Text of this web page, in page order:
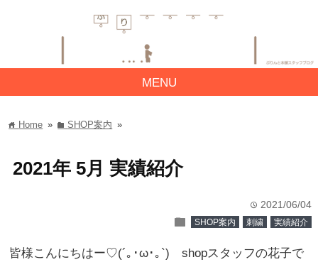
MENU
home Home » folderSHOP案内 »
2021年 5月 実績紹介
time 2021/06/04
folder SHOP案内 刺繍 実績紹介
皆様こんにちはー♡(´｡･ω･｡`) shopスタッフの花子で